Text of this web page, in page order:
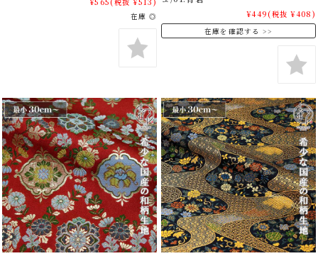
在庫 ◎ ¥449(税抜 ¥408)
在庫を確認する